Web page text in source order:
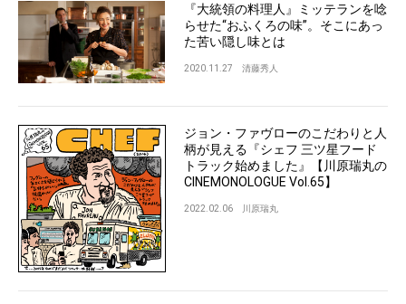
『大統領の料理人』ミッテランを唸
らせた“おふくろの味”。そこにあっ
た苦い隠し味とは
2020.11.27 清藤秀人
ジョン・ファヴローのこだわりと人
柄が見える『シェフ 三ツ星フード
トラック始めました』【川原瑞丸の
CINEMONOLOGUE Vol.65】
2022.02.06 川原瑞丸